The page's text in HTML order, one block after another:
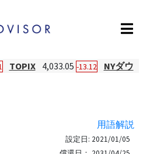
TOPIX 4,033.05 -13.12 NYダウ
用語解説
設定日: 2021/01/05